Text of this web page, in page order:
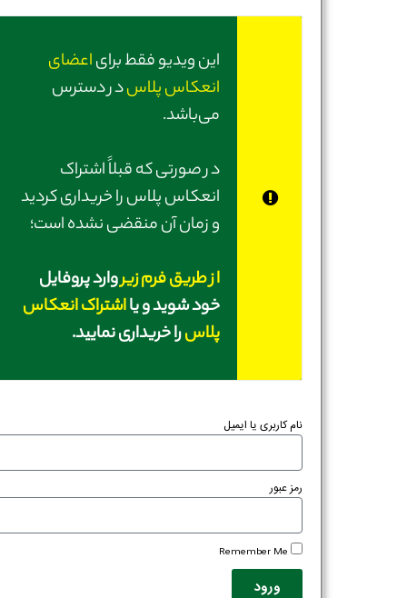
این ویدیو فقط برایاعضای
انعکاس پلاسدر دسترس
می‌باشد.
در صورتی‌ که قبلاً اشتراک
انعکاس پلاس را خریداری کردید
و زمان آن منقضی نشده است؛
از طریق فرم زیروارد پروفایل
خود شوید و یااشتراک انعکاس
پلاسرا خریداری نمایید.
نام کاربری یا ایمیل
رمز عبور
Remember Me
ورود